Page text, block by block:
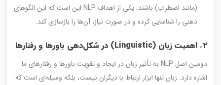
(مانند اضطراب) باشند. یکی از اهداف NLP این است که این الگوهای
ذهنی را شناسایی کرده و در صورت نیاز، آن‌ها را بازسازی کند.
2. اهمیت زبان (Linguistic) در شکل‌دهی باورها و رفتارها
دومین اصل NLP به تأثیر زبان در ایجاد و تقویت باورها و رفتارهای ما
اشاره دارد. زبان تنها ابزار ارتباط با دیگران نیست، بلکه وسیله‌ای است که